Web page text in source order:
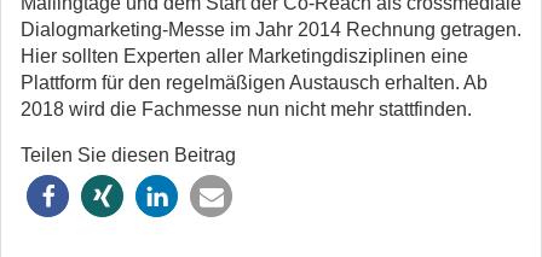
Dialogmarketing-Messe im Jahr 2014 Rechnung getragen.
Hier sollten Experten aller Marketingdisziplinen eine
Plattform für den regelmäßigen Austausch erhalten. Ab
2018 wird die Fachmesse nun nicht mehr stattfinden.
Teilen Sie diesen Beitrag